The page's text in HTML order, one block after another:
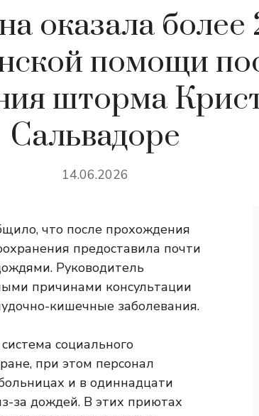
оказала более
помощи
шторма
Сальвадоре
14.06.2026
что после прохождения
предоставила почти
Руководитель
причинами консультации
кишечные заболевания.
социального
при этом персонал
и в одиннадцати
за дождей. В этих приютах